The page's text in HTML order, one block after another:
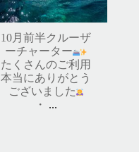
10月前半クルーザ
ーチャーター
たくさんのご利用
本当にありがとう
ございました
・
...